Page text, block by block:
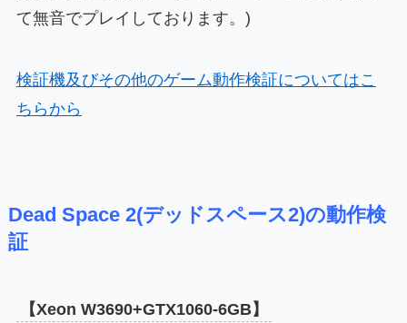
て無音でプレイしております。)
検証機及びその他のゲーム動作検証についてはこ
ちらから
Dead Space 2(デッドスペース2)の動作検
証
【Xeon W3690+GTX1060-6GB】